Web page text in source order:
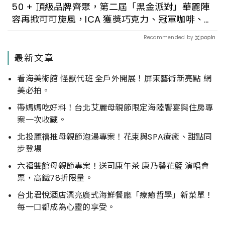
50 + 頂級品牌齊聚，第二屆「黑金派對」華麗陣
容再掀可可旋風，ICA 獲獎巧克力、冠軍咖啡、
亞洲五十大酒吧一次滿足
Recommended by
最新文章
看海美術館 怪獸代班 全戶外開展！屏東藝術新亮點 網
美必拍。
帶媽媽吃好料！台北艾麗母親節限定海陸饗宴與住房專
案一次收藏。
北投麗禧推母親節泡湯專案！花束與SPA療癒、甜點同
步登場
六福雙館母親節專案！送司康午茶 康乃馨花籃 演唱會
票，高鐵78折限量。
台北君悅酒店漂亮廣式海鮮餐廳「療癒哲學」新菜單！
每一口都成為心靈的享受。